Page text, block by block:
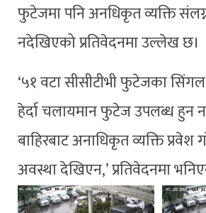
फुटेजमा पनि अनधिकृत व्यक्ति
नदेखिएको प्रतिवेदनमा उल्लेख छ।
‘५१ वटा सीसीटीभी फुटेजका
हेर्दा चलायमान फुटेज उपलब्ध
बाहिरबाट अनाधिकृत व्यक्ति
अवस्था देखिएन,’ प्रतिवेदनमा